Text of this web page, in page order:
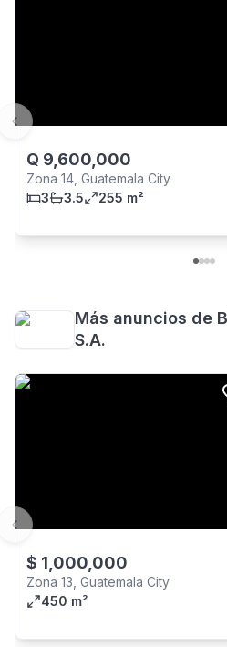
Q 9,600,000
Zona 14, Guatemala City
3
3.5 255 m²
Previous slide
Más anuncios de
S.A.
$ 1,000,000
Zona 13, Guatemala City
450 m²
Previous slide